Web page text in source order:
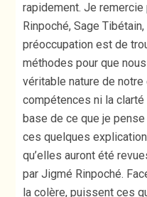
rapidement. Je
Rinpoché, Sage
préoccupation est de
méthodes pour que
véritable nature de notre
compétences ni la
base de ce que je pense
ces quelques
qu’elles auront été
par Jigmé Rinpoché.
la colère, puissent ces